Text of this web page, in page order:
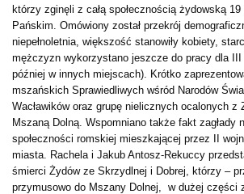
którzy zginęli z całą społecznością żydowską 19
Pańskim. Omówiony został przekrój
niepełnoletnia, większość stanowiły kobiety,
mężczyzn wykorzystano jeszcze do pracy dla
później w innych miejscach). Krótko
mszańskich Sprawiedliwych wśród Narodów
Wacławików oraz grupę nielicznych ocalonych z
Mszaną Dolną. Wspomniano także fakt zagłady
społeczności romskiej mieszkającej przez II
miasta. Rachela i Jakub Antosz-Rekuccy
śmierci Żydów ze Skrzydlnej i Dobrej, którzy –
przymusowo do Mszany Dolnej, w dużej części